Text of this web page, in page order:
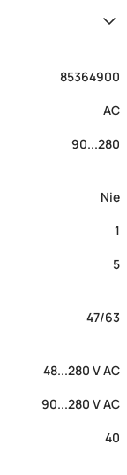
85364900
AC
90...280
Nie
1
5
47/63
48...280 V AC
90...280 V AC
40